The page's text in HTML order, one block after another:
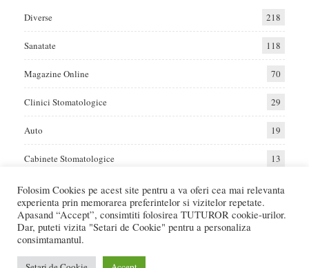
Diverse 218
Sanatate 118
Magazine Online 70
Clinici Stomatologice 29
Auto 19
Cabinete Stomatologice 13
Home Auto Diverse Sanatate
Va raportam cele mai bune oferte de servicii si produse din Romania. Recenzii
Folosim Cookies pe acest site pentru a va oferi cea mai relevanta
experienta prin memorarea preferintelor si vizitelor repetate.
Apasand “Accept”, consimtiti folosirea TUTUROR cookie-urilor.
Dar, puteti vizita "Setari de Cookie" pentru a personaliza
consimtamantul.